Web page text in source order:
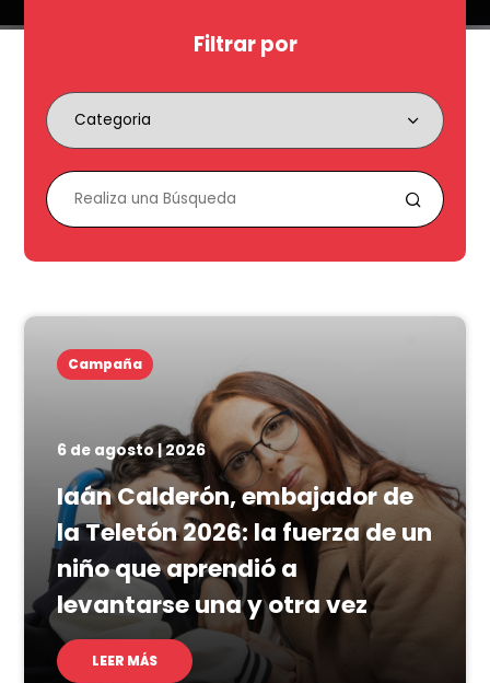
Filtrar por
Campaña
6 de agosto | 2026
Iaán Calderón, embajador de
la Teletón 2026: la fuerza de un
niño que aprendió a
levantarse una y otra vez
LEER MÁS